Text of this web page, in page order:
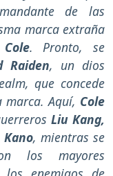
de las
marca extraña
Cole. Pronto, se
Raiden, un dios
que concede
Aquí, Cole
Liu Kang,
Kano, mientras se
los mayores